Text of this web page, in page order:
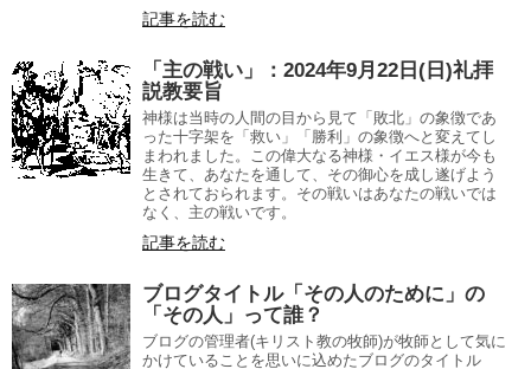
記事を読む
「主の戦い」：2024年9月22日(日)礼拝
説教要旨
神様は当時の人間の目から見て「敗北」の象徴であ
った十字架を「救い」「勝利」の象徴へと変えてし
まわれました。この偉大なる神様・イエス様が今も
生きて、あなたを通して、その御心を成し遂げよう
とされておられます。その戦いはあなたの戦いでは
なく、主の戦いです。
記事を読む
ブログタイトル「その人のために」の
「その人」って誰？
ブログの管理者(キリスト教の牧師)が牧師として気に
かけていることを思いに込めたブログのタイトル